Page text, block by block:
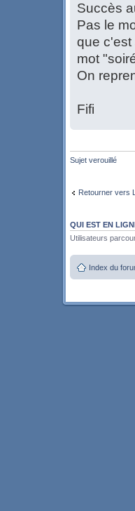
Succès
Pas le
que c'est
mot
On
Fifi
Sujet verouillé
Retourner vers
QUI EST EN
Utilisateurs
Index du